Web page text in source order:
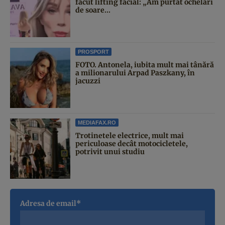
făcut lifting facial: „Am purtat ochelari
de soare...
PROSPORT
FOTO. Antonela, iubita mult mai tânără
a milionarului Arpad Paszkany, în
jacuzzi
MEDIAFAX.RO
Trotinetele electrice, mult mai
periculoase decât motocicletele,
potrivit unui studiu
Adresa de email*